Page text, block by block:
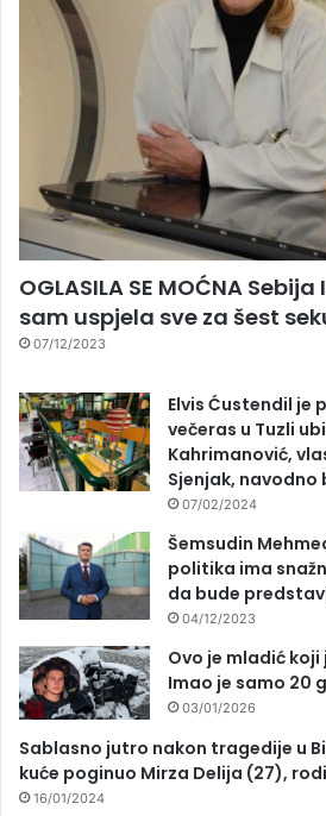
OGLASILA SE MOĆNA
sam uspjela sve za šest
07/12/2023
Elvis Ćustendil je
večeras u Tuzli
Kahrimanović,
Sjenjak, navodno
07/02/2024
Šemsudin
politika ima
da bude
04/12/2023
Ovo je mladić
Imao je samo 20
03/01/2026
Sablasno jutro nakon tragedije u
kuće poginuo Mirza Delija (27),
16/01/2024